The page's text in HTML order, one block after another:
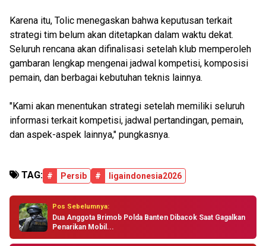
Karena itu, Tolic menegaskan bahwa keputusan terkait
strategi tim belum akan ditetapkan dalam waktu dekat.
Seluruh rencana akan difinalisasi setelah klub memperoleh
gambaran lengkap mengenai jadwal kompetisi, komposisi
pemain, dan berbagai kebutuhan teknis lainnya.
"Kami akan menentukan strategi setelah memiliki seluruh
informasi terkait kompetisi, jadwal pertandingan, pemain,
dan aspek-aspek lainnya," pungkasnya.
TAG: # Persib # ligaindonesia2026
Pos Sebelumnya:
Dua Anggota Brimob Polda Banten Dibacok Saat Gagalkan
Penarikan Mobil...